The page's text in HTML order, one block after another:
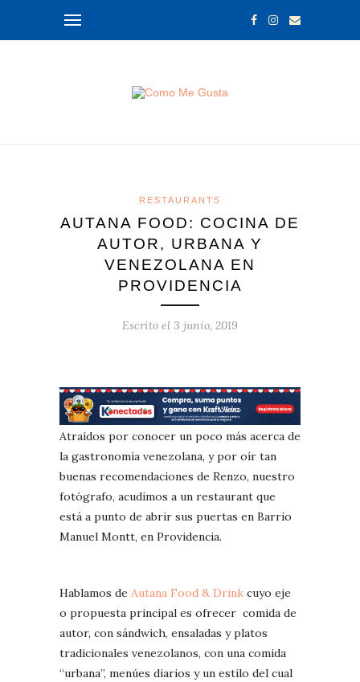
RESTAURANTS
AUTANA FOOD: COCINA DE
AUTOR, URBANA Y
VENEZOLANA EN
PROVIDENCIA
Escrito el 3 junio, 2019
Atraídos por conocer un poco más acerca de
la gastronomía venezolana, y por oír tan
buenas recomendaciones de Renzo, nuestro
fotógrafo, acudimos a un restaurant que
está a punto de abrir sus puertas en Barrio
Manuel Montt, en Providencia.
Hablamos de Autana Food & Drink cuyo eje
o propuesta principal es ofrecer comida de
autor, con sándwich, ensaladas y platos
tradicionales venezolanos, con una comida
“urbana”, menúes diarios y un estilo del cual